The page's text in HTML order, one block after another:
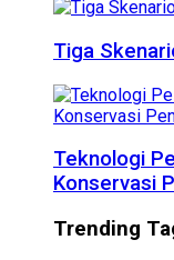
Tiga
Teknologi
Konservasi
Trending